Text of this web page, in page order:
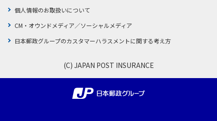
個人情報のお取扱いについて
CM・オウンドメディア／ソーシャルメディア
日本郵政グループのカスタマーハラスメントに関する考え方
(C) JAPAN POST INSURANCE